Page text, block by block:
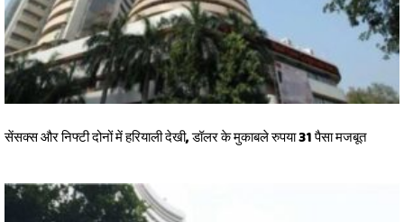
सेंसक्स और निफ्टी दोनों में हरियाली देखी, डॉलर के मुकाबले रुपया 31 पैसा मजबूत